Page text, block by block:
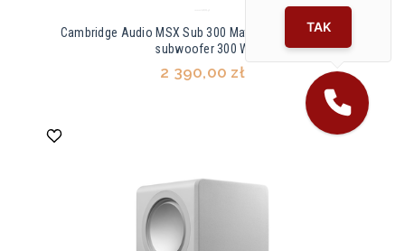
Cambridge Audio MSX Sub 300 Matte Black– aktywny
subwoofer 300 W
2 390,00 zł
TAK